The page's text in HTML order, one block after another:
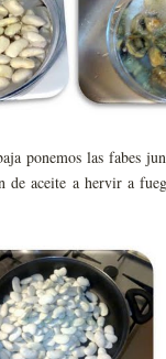
ponemos las fabes
de aceite a hervir a